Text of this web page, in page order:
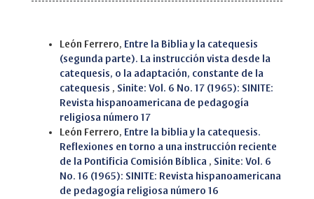
León Ferrero, Entre la Biblia y la catequesis
(segunda parte). La instrucción vista desde la
catequesis, o la adaptación, constante de la
catequesis , Sinite: Vol. 6 No. 17 (1965): SINITE:
Revista hispanoamericana de pedagogía
religiosa número 17
León Ferrero, Entre la biblia y la catequesis.
Reflexiones en torno a una instrucción reciente
de la Pontificia Comisión Bíblica , Sinite: Vol. 6
No. 16 (1965): SINITE: Revista hispanoamericana
de pedagogía religiosa número 16